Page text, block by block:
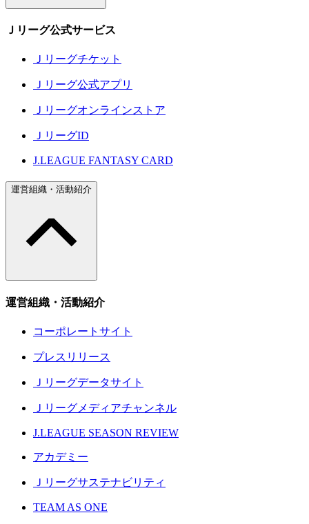
Ｊリーグ公式サービス
Ｊリーグチケット
Ｊリーグ公式アプリ
Ｊリーグオンラインストア
ＪリーグID
J.LEAGUE FANTASY CARD
運営組織・活動紹介
運営組織・活動紹介
コーポレートサイト
プレスリリース
Ｊリーグデータサイト
Ｊリーグメディアチャンネル
J.LEAGUE SEASON REVIEW
アカデミー
Ｊリーグサステナビリティ
TEAM AS ONE